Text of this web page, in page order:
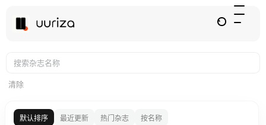
清除
默认排序 最近更新 热门杂志 按名称